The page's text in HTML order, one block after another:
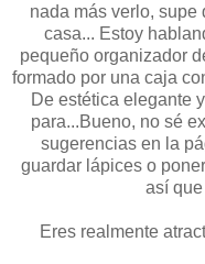
nada más verlo, supe
casa... Estoy
pequeño organizador
formado por una caja
De estética elegante
para...Bueno, no sé
sugerencias en la
guardar lápices o
así que
Eres realmente